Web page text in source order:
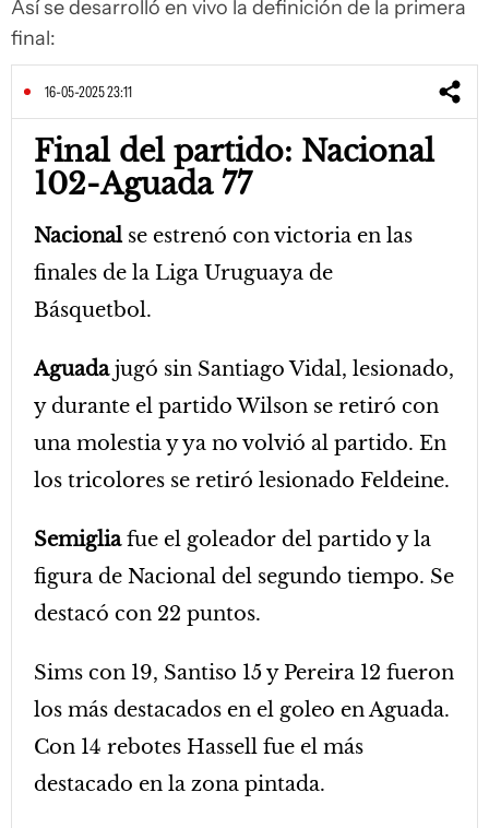
Así se desarrolló en vivo la definición de la primera
final:
16-05-2025 23:11
Final del partido: Nacional
102-Aguada 77
Nacional se estrenó con victoria en las
finales de la Liga Uruguaya de
Básquetbol.
Aguadajugó sin Santiago Vidal, lesionado,
y durante el partido Wilson se retiró con
una molestia y ya no volvió al partido. En
los tricolores se retiró lesionado Feldeine.
Semigliafue el goleador del partido y la
figura de Nacional del segundo tiempo. Se
destacó con 22 puntos.
Sims con 19, Santiso 15 y Pereira 12 fueron
los más destacados en el goleo en Aguada.
Con 14 rebotes Hassell fue el más
destacado en la zona pintada.